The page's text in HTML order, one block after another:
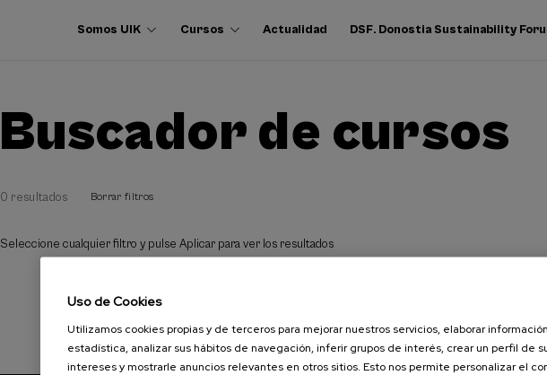
Somos UIK Cursos Actualidad DSF. Donostia Sustainability
Buscador de cursos
0 resultados Borrar filtros
Seleccione cualquier filtro y pulse Aplicar para ver los resultados
Uso de Cookies
Utilizamos cookies propias y de terceros para mejorar nuestros servicios, elaborar información
estadística, analizar sus hábitos de navegación, inferir grupos de interés, crear un perfil de
intereses y mostrarle anuncios relevantes en otros sitios. Esto nos permite personalizar el